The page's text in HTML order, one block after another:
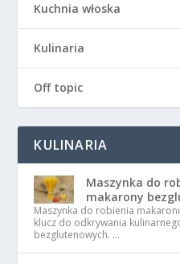
Kuchnia włoska
Kulinaria
Off topic
KULINARIA
Maszynka do
makarony
Maszynka do robienia
klucz do odkrywania
bezglutenowych. …